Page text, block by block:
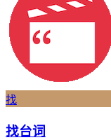
找
找台词